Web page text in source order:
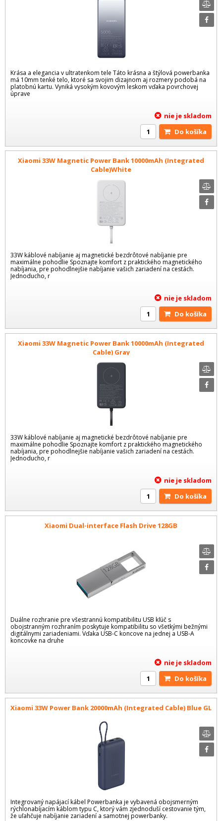
Krása a elegancia v ultratenkom tele Táto krásna a štýlová powerbanka
má 10mm tenké telo, ktoré sa svojim dizajnom aj rozmery podobá na
platobnú kartu. Vyniká vysokým kovovým leskom vďaka povrchovej
úprave
nie je skladom
Do košíka
Xiaomi 33W Magnetic Power Bank 10000mAh (Integrated
Cable)White
33W káblové nabíjanie aj magnetické bezdrôtové nabíjanie pre
maximálne pohodlie Spoznajte komfort z praktického magnetického
nabíjania, pre pohodlnejšie nabíjanie vašich zariadení na cestách.
Jednoducho, r
nie je skladom
Do košíka
Xiaomi 33W Magnetic Power Bank 10000mAh (Integrated
Cable) Gray
33W káblové nabíjanie aj magnetické bezdrôtové nabíjanie pre
maximálne pohodlie Spoznajte komfort z praktického magnetického
nabíjania, pre pohodlnejšie nabíjanie vašich zariadení na cestách.
Jednoducho, r
nie je skladom
Do košíka
Xiaomi Dual-interface Flash Drive 128GB
Duálne rozhranie pre všestrannú kompatibilitu USB kľúč s
obojstranným rozhraním poskytuje kompatibilitu so všetkými bežnými
digitálnymi zariadeniami. Vďaka USB-C koncove na jednej a USB-A
koncovke na druhe
nie je skladom
Do košíka
Xiaomi 33W Power Bank 20000mAh (Integrated Cable) Blue GL
Integrovaný napájací kábel Powerbanka je vybavená obojsmerným
rýchlonabíjacím káblom typu C, ktorý vám zjednoduší cestovanie tým,
že uľahčuje nabíjanie zariadení a samotnej powerbanky.